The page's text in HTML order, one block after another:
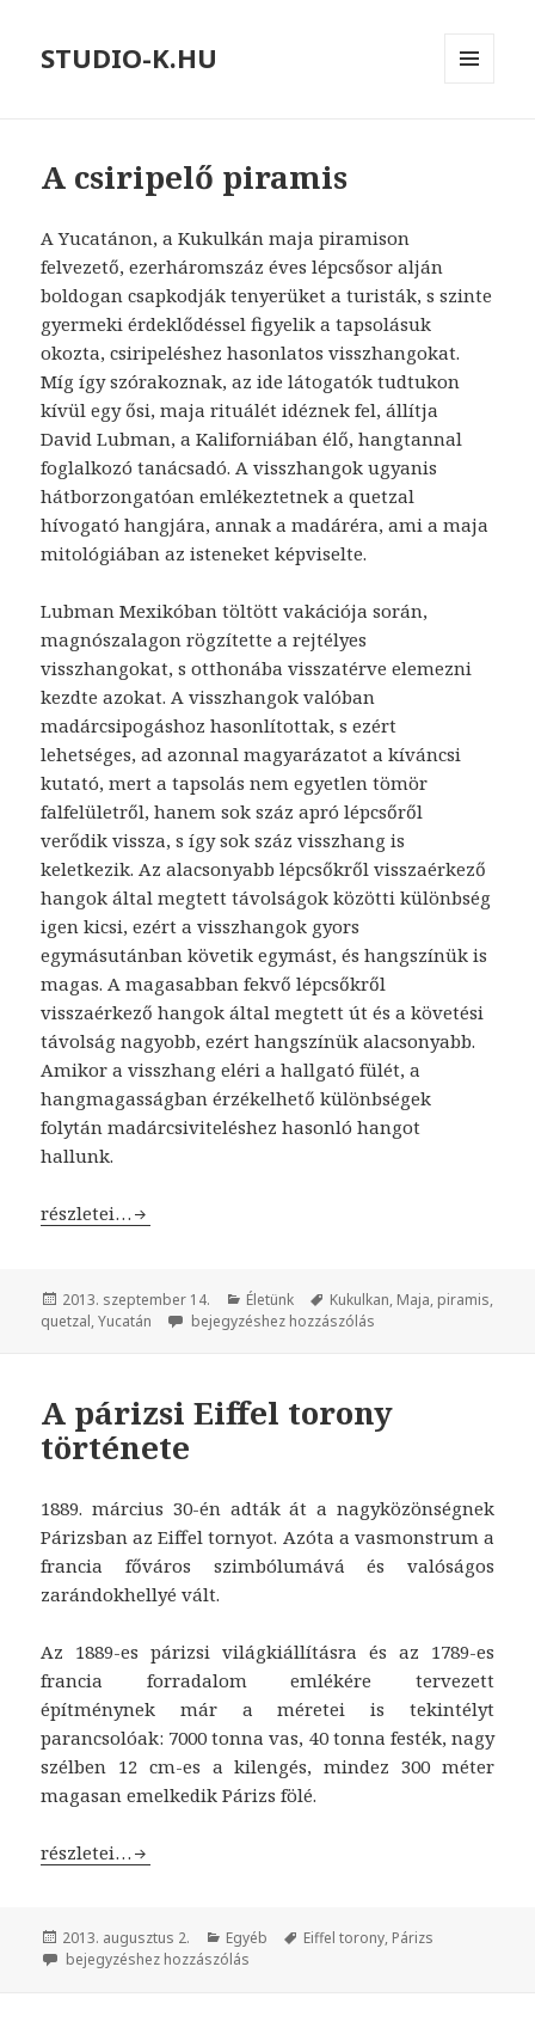
STUDIO-K.HU
A csiripelő piramis
A Yucatánon, a Kukulkán maja piramison
felvezető, ezerháromszáz éves lépcsősor alján
boldogan csapkodják tenyerüket a turisták, s szinte
gyermeki érdeklődéssel figyelik a tapsolásuk
okozta, csiripeléshez hasonlatos visszhangokat.
Míg így szórakoznak, az ide látogatók tudtukon
kívül egy ősi, maja rituálét idéznek fel, állítja
David Lubman, a Kaliforniában élő, hangtannal
foglalkozó tanácsadó. A visszhangok ugyanis
hátborzongatóan emlékeztetnek a quetzal
hívogató hangjára, annak a madáréra, ami a maja
mitológiában az isteneket képviselte.
Lubman Mexikóban töltött vakációja során,
magnószalagon rögzítette a rejtélyes
visszhangokat, s otthonába visszatérve elemezni
kezdte azokat. A visszhangok valóban
madárcsipogáshoz hasonlítottak, s ezért
lehetséges, ad azonnal magyarázatot a kíváncsi
kutató, mert a tapsolás nem egyetlen tömör
falfelületről, hanem sok száz apró lépcsőről
verődik vissza, s így sok száz visszhang is
keletkezik. Az alacsonyabb lépcsőkről visszaérkező
hangok által megtett távolságok közötti különbség
igen kicsi, ezért a visszhangok gyors
egymásutánban követik egymást, és hangszínük is
magas. A magasabban fekvő lépcsőkről
visszaérkező hangok által megtett út és a követési
távolság nagyobb, ezért hangszínük alacsonyabb.
Amikor a visszhang eléri a hallgató fülét, a
hangmagasságban érzékelhető különbségek
folytán madárcsiviteléshez hasonló hangot
hallunk.
A csiripelő piramis
részletei…
Közzétéve
2013. szeptember 14. Kategória
Életünk Címke
Kukulkan, Maja, piramis,
quetzal,Yucatán A csiripelő piramis
bejegyzéshez hozzászólás
A párizsi Eiffel torony
története
1889. március 30-én adták át a nagyközönségnek
Párizsban az Eiffel tornyot. Azóta a vasmonstrum a
francia főváros szimbólumává és valóságos
zarándokhellyé vált.
Az 1889-es párizsi világkiállításra és az 1789-es
francia forradalom emlékére tervezett
építménynek már a méretei is tekintélyt
parancsolóak: 7000 tonna vas, 40 tonna festék, nagy
szélben 12 cm-es a kilengés, mindez 300 méter
magasan emelkedik Párizs fölé.
A párizsi Eiffel torony története
részletei…
Közzétéve
2013. augusztus 2. Kategória
Egyéb Címke
Eiffel torony, Párizs
A párizsi Eiffel torony története
bejegyzéshez hozzászólás